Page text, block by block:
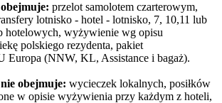
przelot samolotem czarterowym,
lotnisko - hotel - lotnisko, 7, 10,11 lub
hotelowych, wyżywienie wg opisu
polskiego rezydenta, pakiet
Europa (NNW, KL, Assistance i bagaż).
obejmuje: wycieczek lokalnych, posiłków
w opisie wyżywienia przy każdym z hoteli,